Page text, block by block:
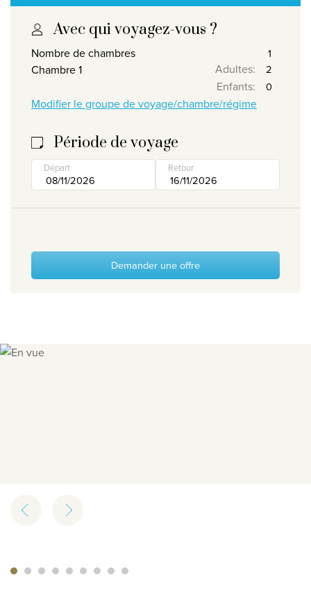
Clause de non-responsabilité en matière de
la vie privée
Avec qui voyagez-vous ?
Nombre de chambres
Chambre 1
Adultes:
Enfants:
Modifier le groupe de voyage/chambre/régime
Période de voyage
Départ Retour
Demander une offre
Slide 1 of 9